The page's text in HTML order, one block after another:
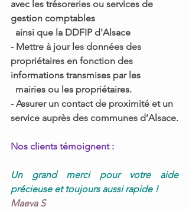
avec les trésoreries ou services de
gestion comptables
  ainsi que la DDFIP d'Alsace
- Mettre à jour les données des
propriétaires en fonction des
informations transmises par les
  mairies ou les propriétaires.
- Assurer un contact de proximité et un
service auprès des communes d’Alsace.
Nos clients témoignent :
Un grand merci pour votre aide
précieuse et toujours aussi rapide !
Maeva S